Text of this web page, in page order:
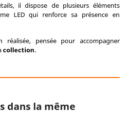
il dispose de plusieurs éléments
LED qui renforce sa présence en
pensée pour accompagner
collection.
dans la même